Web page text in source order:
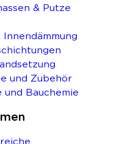
& Putze
und Zubehör
und Bauchemie